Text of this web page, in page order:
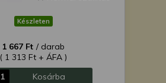
Készleten
1 667 Ft / darab
( 1 313 Ft + ÁFA )
Kosárba